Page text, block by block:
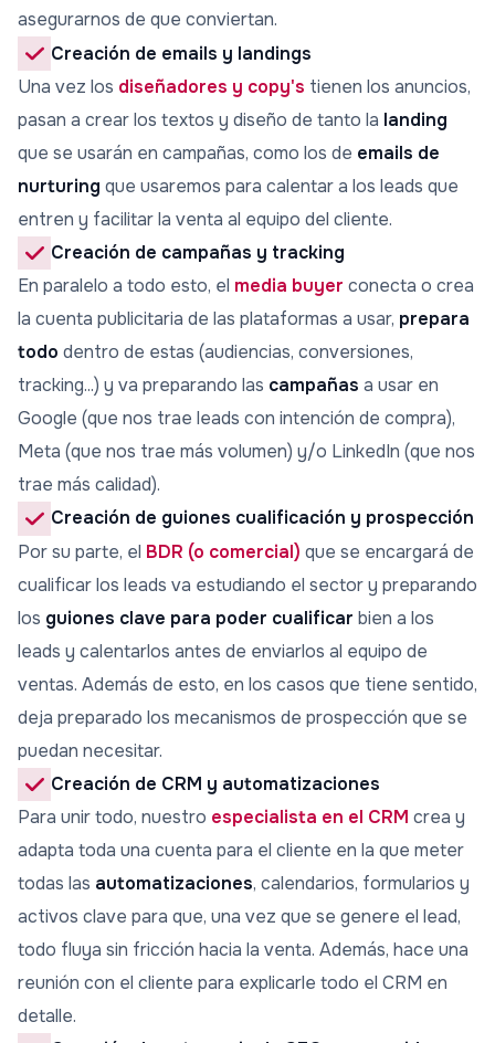
asegurarnos de que conviertan.
Creación de emails y landings
Una vez los diseñadores y copy's tienen los anuncios,
pasan a crear los textos y diseño de tanto la landing
que se usarán en campañas, como los de emails de
nurturing que usaremos para calentar a los leads que
entren y facilitar la venta al equipo del cliente.
Creación de campañas y tracking
En paralelo a todo esto, el media buyer conecta o crea
la cuenta publicitaria de las plataformas a usar, prepara
todo dentro de estas (audiencias, conversiones,
tracking...) y va preparando las campañas a usar en
Google (que nos trae leads con intención de compra),
Meta (que nos trae más volumen) y/o LinkedIn (que nos
trae más calidad).
Creación de guiones cualificación y prospección
Por su parte, el BDR (o comercial) que se encargará de
cualificar los leads va estudiando el sector y preparando
los guiones clave para poder cualificar bien a los
leads y calentarlos antes de enviarlos al equipo de
ventas. Además de esto, en los casos que tiene sentido,
deja preparado los mecanismos de prospección que se
puedan necesitar.
Creación de CRM y automatizaciones
Para unir todo, nuestro especialista en el CRM crea y
adapta toda una cuenta para el cliente en la que meter
todas las automatizaciones, calendarios, formularios y
activos clave para que, una vez que se genere el lead,
todo fluya sin fricción hacia la venta. Además, hace una
reunión con el cliente para explicarle todo el CRM en
detalle.